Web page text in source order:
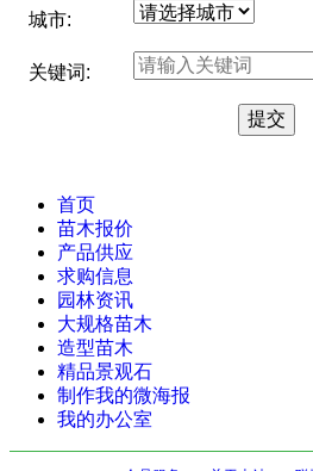
城市:
关键词:
首页
苗木报价
产品供应
求购信息
园林资讯
大规格苗木
造型苗木
精品景观石
制作我的微海报
我的办公室